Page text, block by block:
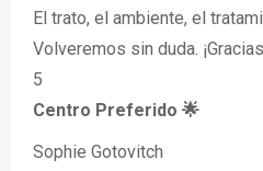
El trato, el ambiente, el
Volveremos sin duda.
5
Centro Preferido 🌟
Sophie Gotovitch